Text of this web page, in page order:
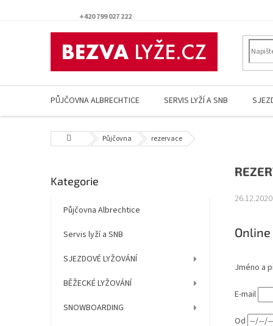
+420 799 027 222
PŮJČOVNA ALBRECHTICE SERVIS LYŽÍ A SNB
Domů Půjčovna rezervace
o
Přeskočit
Kategorie
Půjčovna Albrechtice
Servis lyží a SNB
SJEZDOVÉ LYŽOVÁNÍ
BĚŽECKÉ LYŽOVÁNÍ
SNOWBOARDING
26.12.2020
Jméno a
E-mail
Od